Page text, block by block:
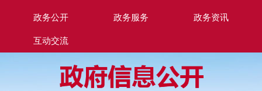
政务公开 政务服务 政务资讯
互动交流